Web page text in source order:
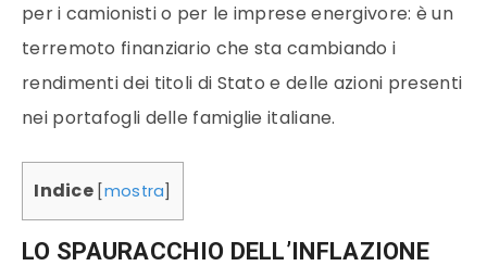
per i camionisti o per le imprese energivore: è un
terremoto finanziario che sta cambiando i
rendimenti dei titoli di Stato e delle azioni presenti
nei portafogli delle famiglie italiane.
Indice [mostra
LO SPAURACCHIO DELL’INFLAZIONE